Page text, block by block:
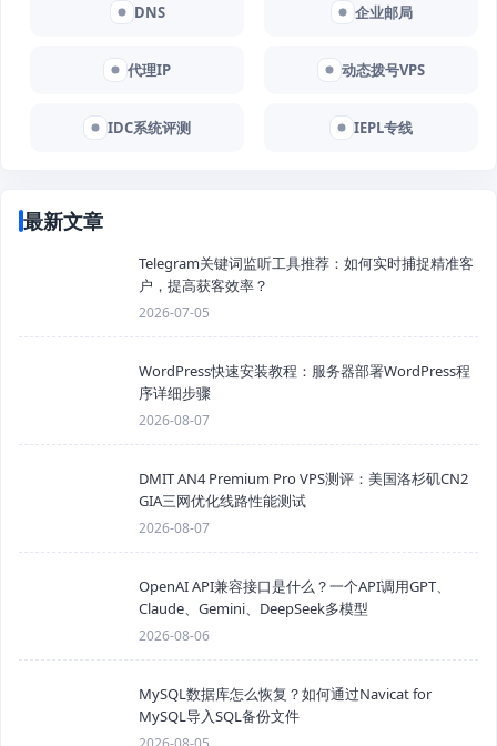
DNS 企业邮局
代理IP 动态拨号VPS
IDC系统评测 IEPL专线
最新文章
Telegram关键词监听工具推荐：如何实时捕捉精准客
户，提高获客效率？
2026-07-05
WordPress快速安装教程：服务器部署WordPress程
序详细步骤
2026-08-07
DMIT AN4 Premium Pro VPS测评：美国洛杉矶CN2
GIA三网优化线路性能测试
2026-08-07
OpenAI API兼容接口是什么？一个API调用GPT、
Claude、Gemini、DeepSeek多模型
2026-08-06
MySQL数据库怎么恢复？如何通过Navicat for
MySQL导入SQL备份文件